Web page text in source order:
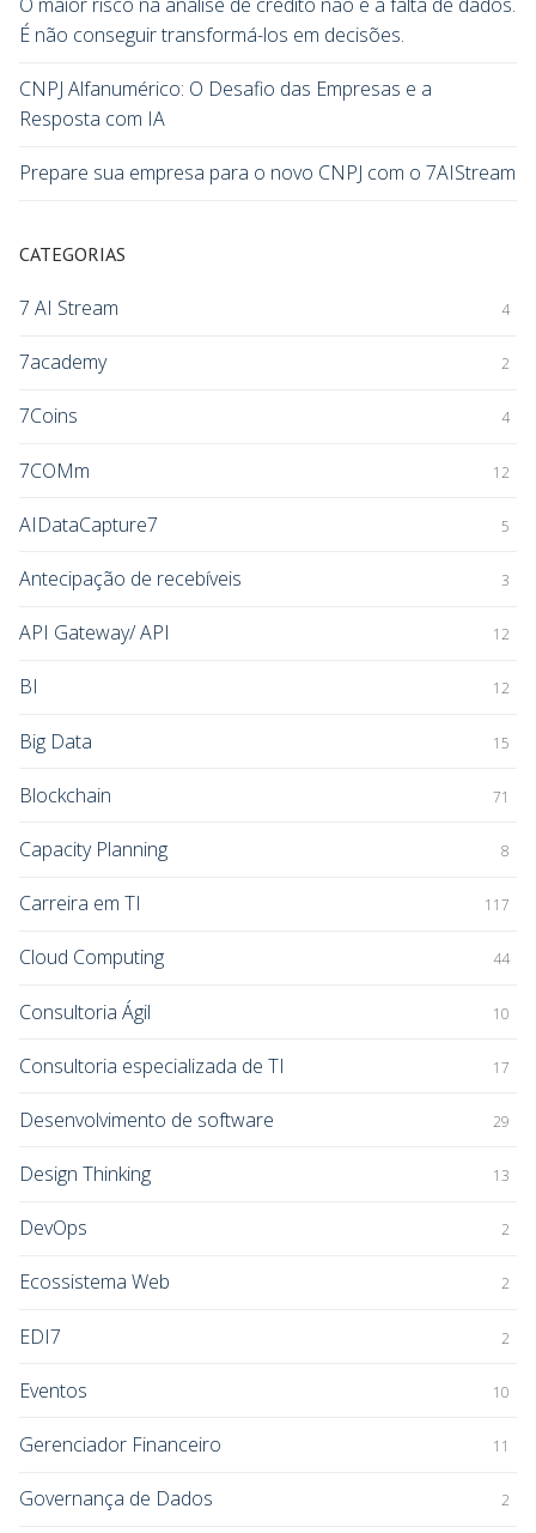
É não conseguir transformá-los em decisões.
CNPJ Alfanumérico: O Desafio das Empresas e a
Resposta com IA
Prepare sua empresa para o novo CNPJ com o 7AIStream
CATEGORIAS
7 AI Stream 4
7academy 2
7Coins 4
7COMm 12
AIDataCapture7 5
Antecipação de recebíveis 3
API Gateway/ API 12
BI 12
Big Data 15
Blockchain 71
Capacity Planning 8
Carreira em TI 117
Cloud Computing 44
Consultoria Ágil 10
Consultoria especializada de TI 17
Desenvolvimento de software 29
Design Thinking 13
DevOps 2
Ecossistema Web 2
EDI7 2
Eventos 10
Gerenciador Financeiro 11
Governança de Dados 2